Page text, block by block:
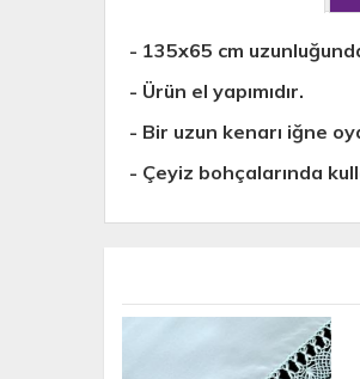
- 135x65 cm
- Ürün el yapımıdır.
- Bir uzun kenarı iğne
- Çeyiz bohçalarında